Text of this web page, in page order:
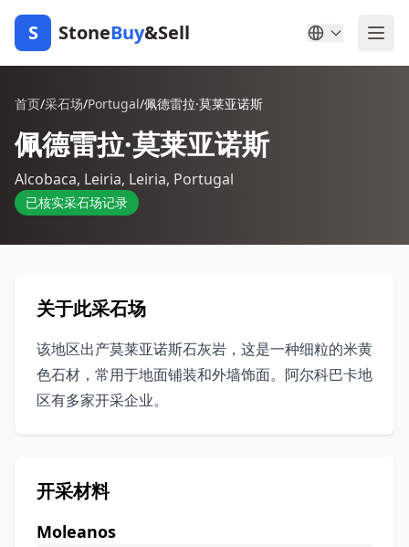
S StoneBuy&Sell
首页/采石场/Portugal/佩德雷拉·莫莱亚诺斯
佩德雷拉·莫莱亚诺斯
Alcobaca, Leiria, Leiria, Portugal
已核实采石场记录
关于此采石场
该地区出产莫莱亚诺斯石灰岩，这是一种细粒的米黄
色石材，常用于地面铺装和外墙饰面。阿尔科巴卡地
区有多家开采企业。
开采材料
Moleanos